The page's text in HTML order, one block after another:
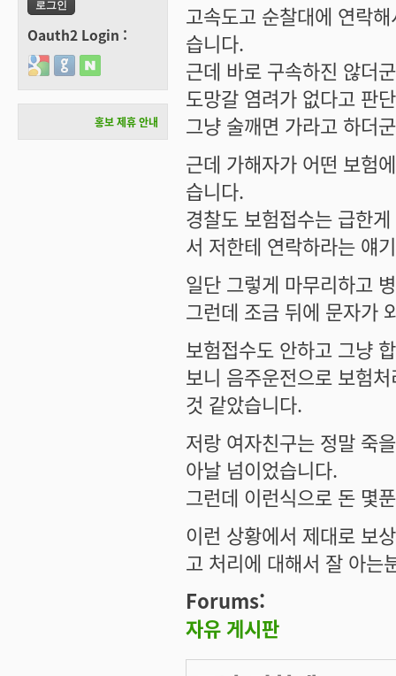
고속도고 순찰대에 연락
습니다.
근데 바로 구속하진 않더
도망갈 염려가 없다고 판
그냥 술깨면 가라고 하더
근데 가해자가 어떤 보험
습니다.
경찰도 보험접수는 급한
서 저한테 연락하라는 얘
일단 그렇게 마무리하고
그런데 조금 뒤에 문자가
보험접수도 안하고 그냥
보니 음주운전으로 보험
것 같았습니다.
저랑 여자친구는 정말 죽
아날 넘이었습니다.
그런데 이런식으로 돈 몇
이런 상황에서 제대로 보
고 처리에 대해서 잘 아는
Forums:
자유 게시판
Oauth2 Login :
Login with Google
Login with GitHub
Login with Naver
홍보 제휴 안내